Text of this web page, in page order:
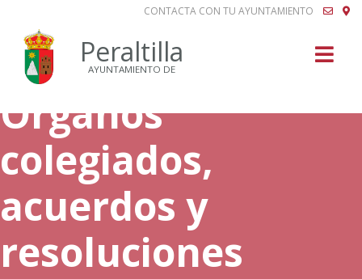
CONTACTA CON TU AYUNTAMIENTO
Peraltilla
AYUNTAMIENTO DE
Órganos
colegiados,
acuerdos y
resoluciones